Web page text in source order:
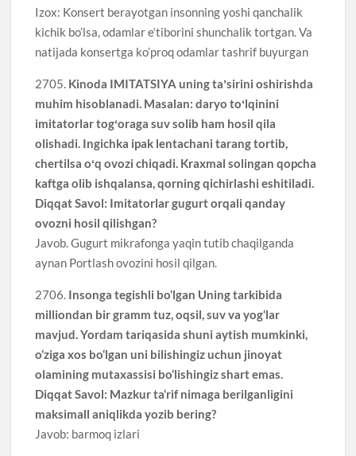
Izox: Konsert berayotgan insonning yoshi qanchalik
kichik bo’lsa, odamlar e‘tiborini shunchalik tortgan. Va
natijada konsertga ko’proq odamlar tashrif buyurgan
2705. Kinoda IMITATSIYA uning taʼsirini oshirishda
muhim hisoblanadi. Masalan: daryo toʻlqinini
imitatorlar togʻoraga suv solib ham hosil qila
olishadi. Ingichka ipak lentachani tarang tortib,
chertilsa oʻq ovozi chiqadi. Kraxmal solingan qopcha
kaftga olib ishqalansa, qorning qichirlashi eshitiladi.
Diqqat Savol: Imitatorlar gugurt orqali qanday
ovozni hosil qilishgan?
Javob. Gugurt mikrafonga yaqin tutib chaqilganda
aynan Portlash ovozini hosil qilgan.
2706. Insonga tegishli bo‘lgan Uning tarkibida
milliondan bir gramm tuz, oqsil, suv va yog‘lar
mavjud. Yordam tariqasida shuni aytish mumkinki,
o‘ziga xos bo‘lgan uni bilishingiz uchun jinoyat
olamining mutaxassisi bo‘lishingiz shart emas.
Diqqat Savol: Mazkur ta‘rif nimaga berilganligini
maksimall aniqlikda yozib bering?
Javob: barmoq izlari